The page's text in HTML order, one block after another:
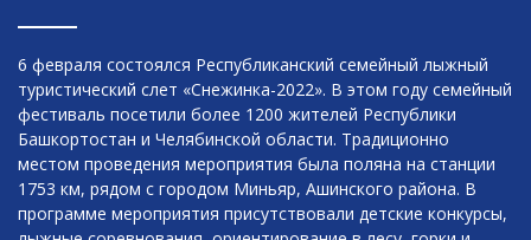
6 февраля состоялся Республиканский семейный лыжный
туристический слет «Снежинка-2022». В этом году семейный
фестиваль посетили более 1200 жителей Республики
Башкортостан и Челябинской области. Традиционно
местом проведения мероприятия была поляна на станции
1753 км, рядом с городом Миньяр, Ашинского района. В
программе мероприятия присутствовали детские конкурсы,